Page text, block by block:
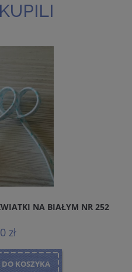
NA BIAŁYM NR 252
zł
DO KOSZYKA